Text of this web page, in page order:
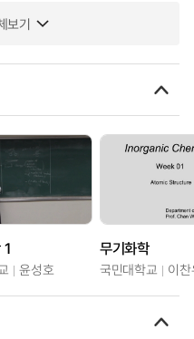
보기
윤성호
무기화학
국민대학교 이